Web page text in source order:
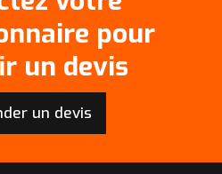
pour
un devis
un devis